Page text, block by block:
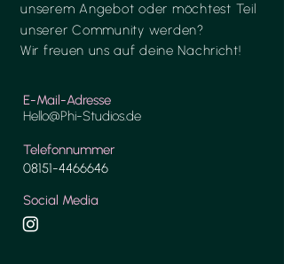
unserem Angebot oder möchtest Teil
unserer Community werden?
Wir freuen uns auf deine Nachricht!
​E-Mail-Adresse
Hello@Phi-Studios.de
Telefonnummer
08151-4466646
Social Media